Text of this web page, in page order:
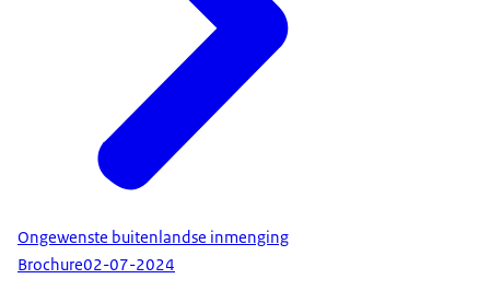
Ongewenste buitenlandse inmenging
Brochure02-07-2024